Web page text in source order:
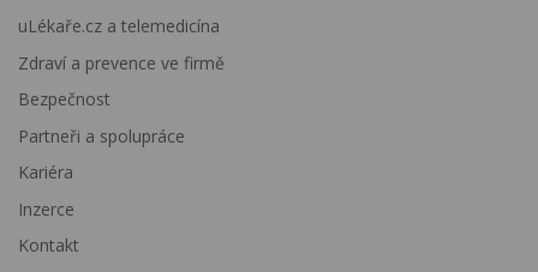
uLékaře.cz a telemedicína
Zdraví a prevence ve firmě
Bezpečnost
Partneři a spolupráce
Kariéra
Inzerce
Kontakt